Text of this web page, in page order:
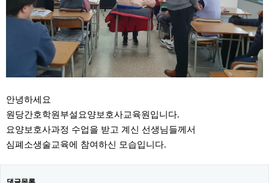
안녕하세요
원당간호학원부설요양보호사교육원입니다.
요양보호사과정 수업을 받고 계신 선생님들께서
심폐소생술교육에 참여하신 모습입니다.